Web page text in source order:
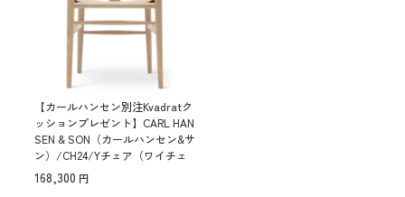
【カールハンセン別注Kvadratク
ッションプレゼント】CARL HAN
SEN & SON（カールハンセン&サ
ン）/CH24/Yチェア（ワイチェ
ア）/オーク材/ホワイトオイル
仕上げ/ナチュラルペーパーコー
168,300